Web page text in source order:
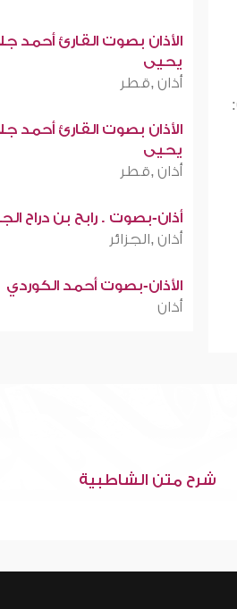
الأذان بصوت القارئ أحمد
يحيى
أذان ,قطر
الأذان بصوت القارئ أحمد
يحيى
أذان ,قطر
أذان-بصوت . رابح بن دراح
أذان ,الجزائر
الأذان-بصوت أحمد الكوردي
أذان
شرح متن الشاطبية